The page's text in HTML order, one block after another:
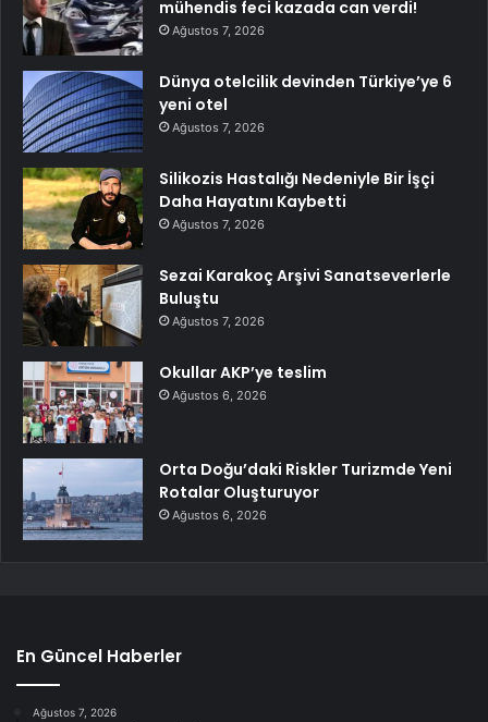
mühendis feci kazada can verdi!
Ağustos 7, 2026
Dünya otelcilik devinden Türkiye’ye 6
yeni otel
Ağustos 7, 2026
Silikozis Hastalığı Nedeniyle Bir İşçi
Daha Hayatını Kaybetti
Ağustos 7, 2026
Sezai Karakoç Arşivi Sanatseverlerle
Buluştu
Ağustos 7, 2026
Okullar AKP’ye teslim
Ağustos 6, 2026
Orta Doğu’daki Riskler Turizmde Yeni
Rotalar Oluşturuyor
Ağustos 6, 2026
En Güncel Haberler
Ağustos 7, 2026